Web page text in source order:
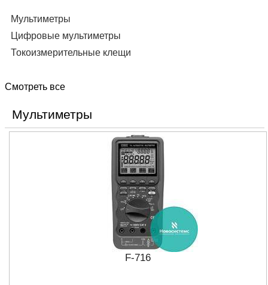
Мультиметры
Цифровые мультиметры
Токоизмерительные клещи
Смотреть все
Мультиметры
F-716